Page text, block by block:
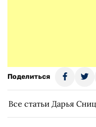
Поделиться
Все статьи Дарья